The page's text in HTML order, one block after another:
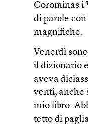
Corominas i
di parole
magnifiche.
Venerdì
il dizionario
aveva
venti, anche
mio libro.
tetto di